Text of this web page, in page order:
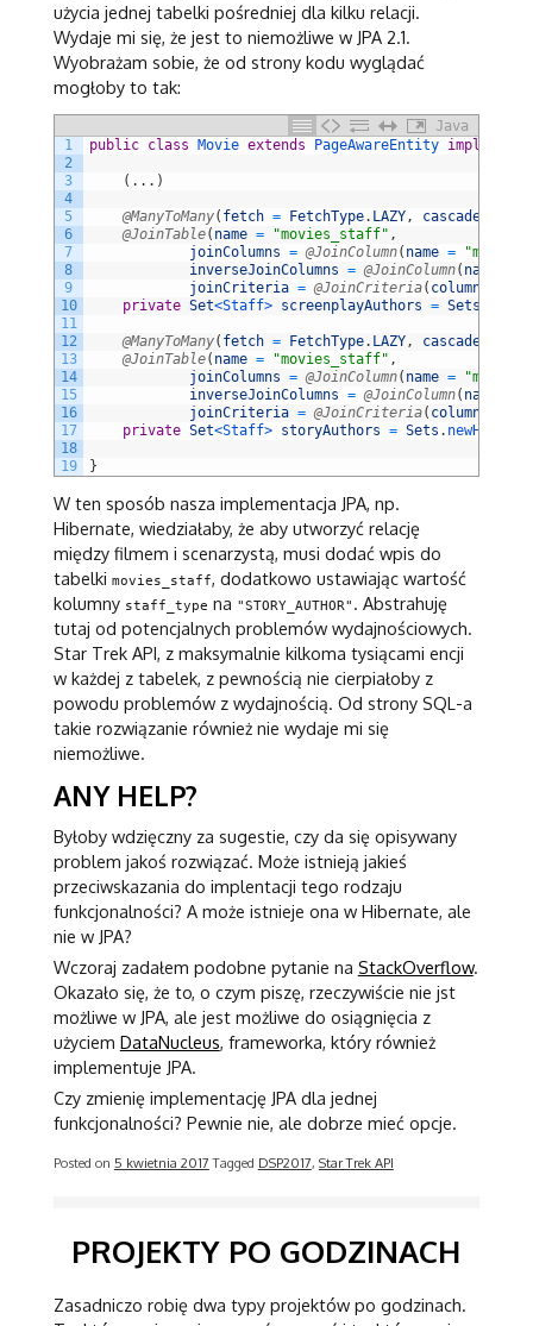
użycia jednej tabelki pośredniej dla kilku relacji.
Wydaje mi się, że jest to niemożliwe w JPA 2.1.
Wyobrażam sobie, że od strony kodu wyglądać
mogłoby to tak:
Java
1
2
3
4
5
6
7
8
9
10
11
12
13
14
15
16
17
18
19
public class Movie extends PageAwareEntity implements
( . . . )
@ManyToMany( fetch = FetchType. LAZY, cascade
@JoinTable( name = "movies_staff" ,
joinColumns = @JoinColumn( name =
inverseJoinColumns = @JoinColumn( name
joinCriteria = @JoinCriteria( columnName
private Set<Staff> screenplayAuthors = Sets
@ManyToMany( fetch = FetchType. LAZY, cascade
@JoinTable( name = "movies_staff" ,
joinColumns = @JoinColumn( name =
inverseJoinColumns = @JoinColumn( name
joinCriteria = @JoinCriteria( columnName
private Set<Staff> storyAuthors = Sets . newHashSet
}
W ten sposób nasza implementacja JPA, np.
Hibernate, wiedziałaby, że aby utworzyć relację
między filmem i scenarzystą, musi dodać wpis do
tabelki movies_staff, dodatkowo ustawiając wartość
kolumny staff_type na "STORY_AUTHOR" . Abstrahuję
tutaj od potencjalnych problemów wydajnościowych.
Star Trek API, z maksymalnie kilkoma tysiącami encji
w każdej z tabelek, z pewnością nie cierpiałoby z
powodu problemów z wydajnością. Od strony SQL-a
takie rozwiązanie również nie wydaje mi się
niemożliwe.
ANY HELP?
Byłoby wdzięczny za sugestie, czy da się opisywany
problem jakoś rozwiązać. Może istnieją jakieś
przeciwskazania do implentacji tego rodzaju
funkcjonalności? A może istnieje ona w Hibernate, ale
nie w JPA?
Wczoraj zadałem podobne pytanie na StackOverflow.
Okazało się, że to, o czym piszę, rzeczywiście nie jst
możliwe w JPA, ale jest możliwe do osiągnięcia z
użyciem DataNucleus, frameworka, który również
implementuje JPA.
Czy zmienię implementację JPA dla jednej
funkcjonalności? Pewnie nie, ale dobrze mieć opcje.
Posted on 5 kwietnia 2017 Tagged DSP2017, Star Trek API
PROJEKTY PO GODZINACH
Zasadniczo robię dwa typy projektów po godzinach.